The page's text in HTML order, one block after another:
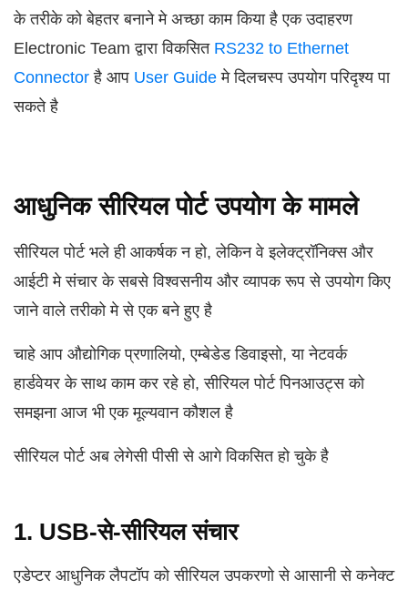
के तरीके को बेहतर बनाने मे अच्छा काम किया है एक उदाहरण
Electronic Team द्वारा विकसित RS232 to Ethernet
Connector है आप User Guide मे दिलचस्प उपयोग परिदृश्य पा
सकते है
आधुनिक सीरियल पोर्ट उपयोग के मामले
सीरियल पोर्ट भले ही आकर्षक न हो, लेकिन वे इलेक्ट्रॉनिक्स और
आईटी मे संचार के सबसे विश्वसनीय और व्यापक रूप से उपयोग किए
जाने वाले तरीको मे से एक बने हुए है
चाहे आप औद्योगिक प्रणालियो, एम्बेडेड डिवाइसो, या नेटवर्क
हार्डवेयर के साथ काम कर रहे हो, सीरियल पोर्ट पिनआउट्स को
समझना आज भी एक मूल्यवान कौशल है
सीरियल पोर्ट अब लेगेसी पीसी से आगे विकसित हो चुके है
1. USB-से-सीरियल संचार
एडेप्टर आधुनिक लैपटॉप को सीरियल उपकरणो से आसानी से कनेक्ट